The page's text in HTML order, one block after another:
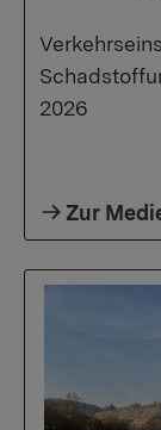
2026
Zur